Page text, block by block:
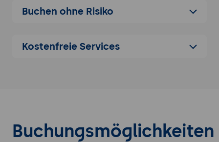
Buchen ohne Risiko
Kostenfreie Services
Buchungsmöglichkeiten